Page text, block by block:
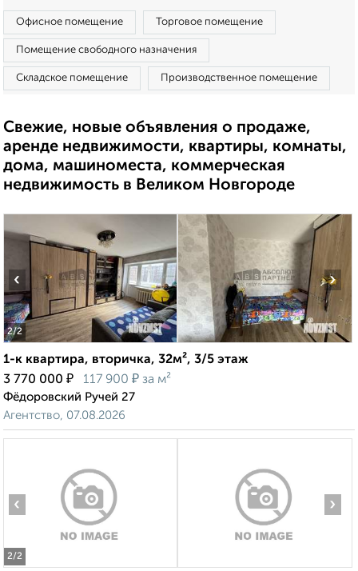
Офисное помещение Торговое помещение
Помещение свободного назначения
Складское помещение Производственное помещение
Свежие, новые объявления о продаже,
аренде недвижимости, квартиры, комнаты,
дома, машиноместа, коммерческая
недвижимость в Великом Новгороде
2/2
‹ ›
1-к квартира, вторичка, 32м², 3/5 этаж
3 770 000 ₽ 117 900 ₽ за м²
Фёдоровский Ручей 27
Агентство, 07.08.2026
2/2
‹ ›